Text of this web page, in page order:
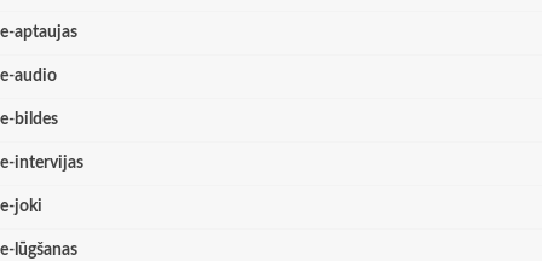
e-aptaujas
e-audio
e-bildes
e-intervijas
e-joki
e-lūgšanas